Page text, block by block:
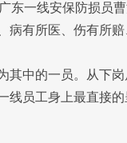
东一线安保防损员
病有所医、伤有所
其中的一员。从下
线员工身上最直接